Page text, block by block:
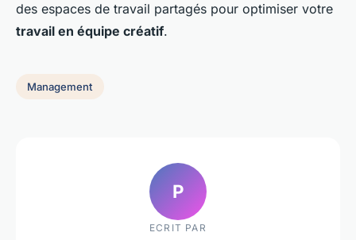
des espaces de travail partagés pour optimiser votre
travail en équipe créatif.
Management
P
ECRIT PAR